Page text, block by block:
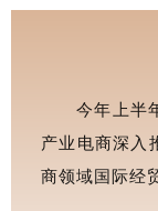
今年上半
产业电商深入
商领域国际经